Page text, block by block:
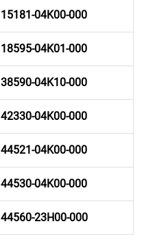
15181-04K00-000
18595-04K01-000
38590-04K10-000
42330-04K00-000
44521-04K00-000
44530-04K00-000
44560-23H00-000